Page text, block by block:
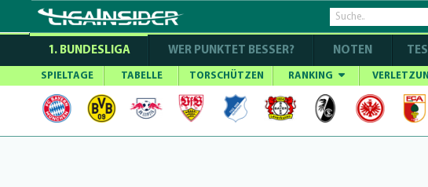
1. BUNDESLIGA WER PUNKTET BESSER? NOTEN
SPIELTAGE TABELLE TORSCHÜTZEN RANKING